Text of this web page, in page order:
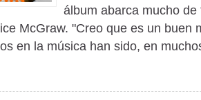
álbum abarca mucho
McGraw. "Creo que es un buen
en la música han sido, en